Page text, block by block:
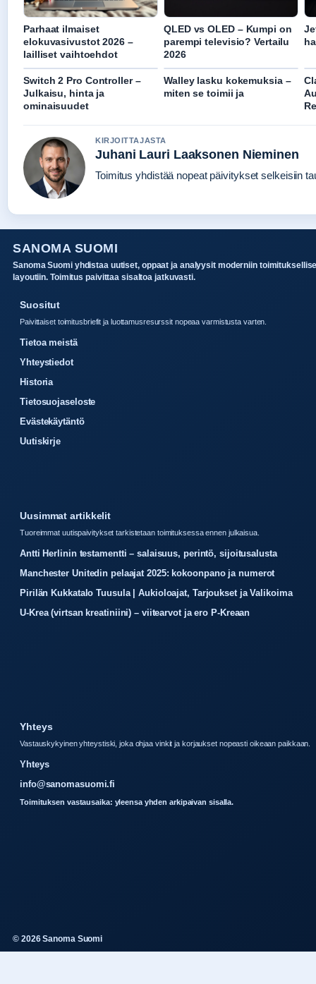
Parhaat ilmaiset
elokuvasivustot 2026 –
lailliset vaihtoehdot
QLED vs OLED – Kumpi on
parempi televisio? Vertailu
2026
Switch 2 Pro Controller –
Julkaisu, hinta ja
ominaisuudet
Walley lasku kokemuksia –
miten se toimii ja
KIRJOITTAJASTA
Juhani Lauri Laaksonen Nieminen
Toimitus yhdistää nopeat päivitykset selkeisiin
SANOMA SUOMI
Sanoma Suomi yhdistaa uutiset, oppaat ja analyysit moderniin
layoutiin. Toimitus paivittaa sisaltoa jatkuvasti.
Suositut
Paivittaiset toimitusbriefit ja luottamusresurssit nopeaa varmistusta varten.
Tietoa meistä
Yhteystiedot
Historia
Tietosuojaseloste
Evästekäytäntö
Uutiskirje
Uusimmat artikkelit
Tuoreimmat uutispaivitykset tarkistetaan toimituksessa ennen julkaisua.
Antti Herlinin testamentti – salaisuus, perintö, sijoitusalusta
Manchester Unitedin pelaajat 2025: kokoonpano ja numerot
Pirilän Kukkatalo Tuusula | Aukioloajat, Tarjoukset ja Valikoima
U-Krea (virtsan kreatiniini) – viitearvot ja ero P-Kreaan
Yhteys
Vastauskykyinen yhteystiski, joka ohjaa vinkit ja korjaukset nopeasti oikeaan paikkaan.
Yhteys
info@sanomasuomi.fi
Toimituksen vastausaika: yleensa yhden arkipaivan sisalla.
© 2026 Sanoma Suomi